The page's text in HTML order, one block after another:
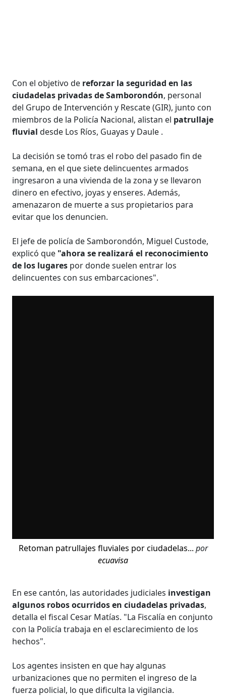
Con el objetivo de reforzar la seguridad en las
ciudadelas privadas de Samborondón, personal
del Grupo de Intervención y Rescate (GIR), junto con
miembros de la Policía Nacional, alistan el patrullaje
fluvial desde Los Ríos, Guayas y Daule .
La decisión se tomó tras el robo del pasado fin de
semana, en el que siete delincuentes armados
ingresaron a una vivienda de la zona y se llevaron
dinero en efectivo, joyas y enseres. Además,
amenazaron de muerte a sus propietarios para
evitar que los denuncien.
El jefe de policía de Samborondón, Miguel Custode,
explicó que "ahora se realizará el reconocimiento
de los lugares por donde suelen entrar los
delincuentes con sus embarcaciones".
Retoman patrullajes fluviales por ciudadelas... por
ecuavisa
En ese cantón, las autoridades judiciales investigan
algunos robos ocurridos en ciudadelas privadas,
detalla el fiscal Cesar Matías. "La Fiscalía en conjunto
con la Policía trabaja en el esclarecimiento de los
hechos".
Los agentes insisten en que hay algunas
urbanizaciones que no permiten el ingreso de la
fuerza policial, lo que dificulta la vigilancia.